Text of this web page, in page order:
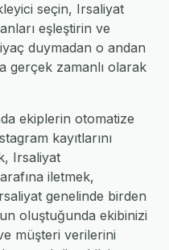
seçin, Irsaliyat
eşleştirin ve
duymadan o andan
gerçek zamanlı olarak
ekiplerin otomatize
kayıtlarını
Irsaliyat
iletmek,
genelinde birden
oluştuğunda ekibinizi
müşteri verilerini